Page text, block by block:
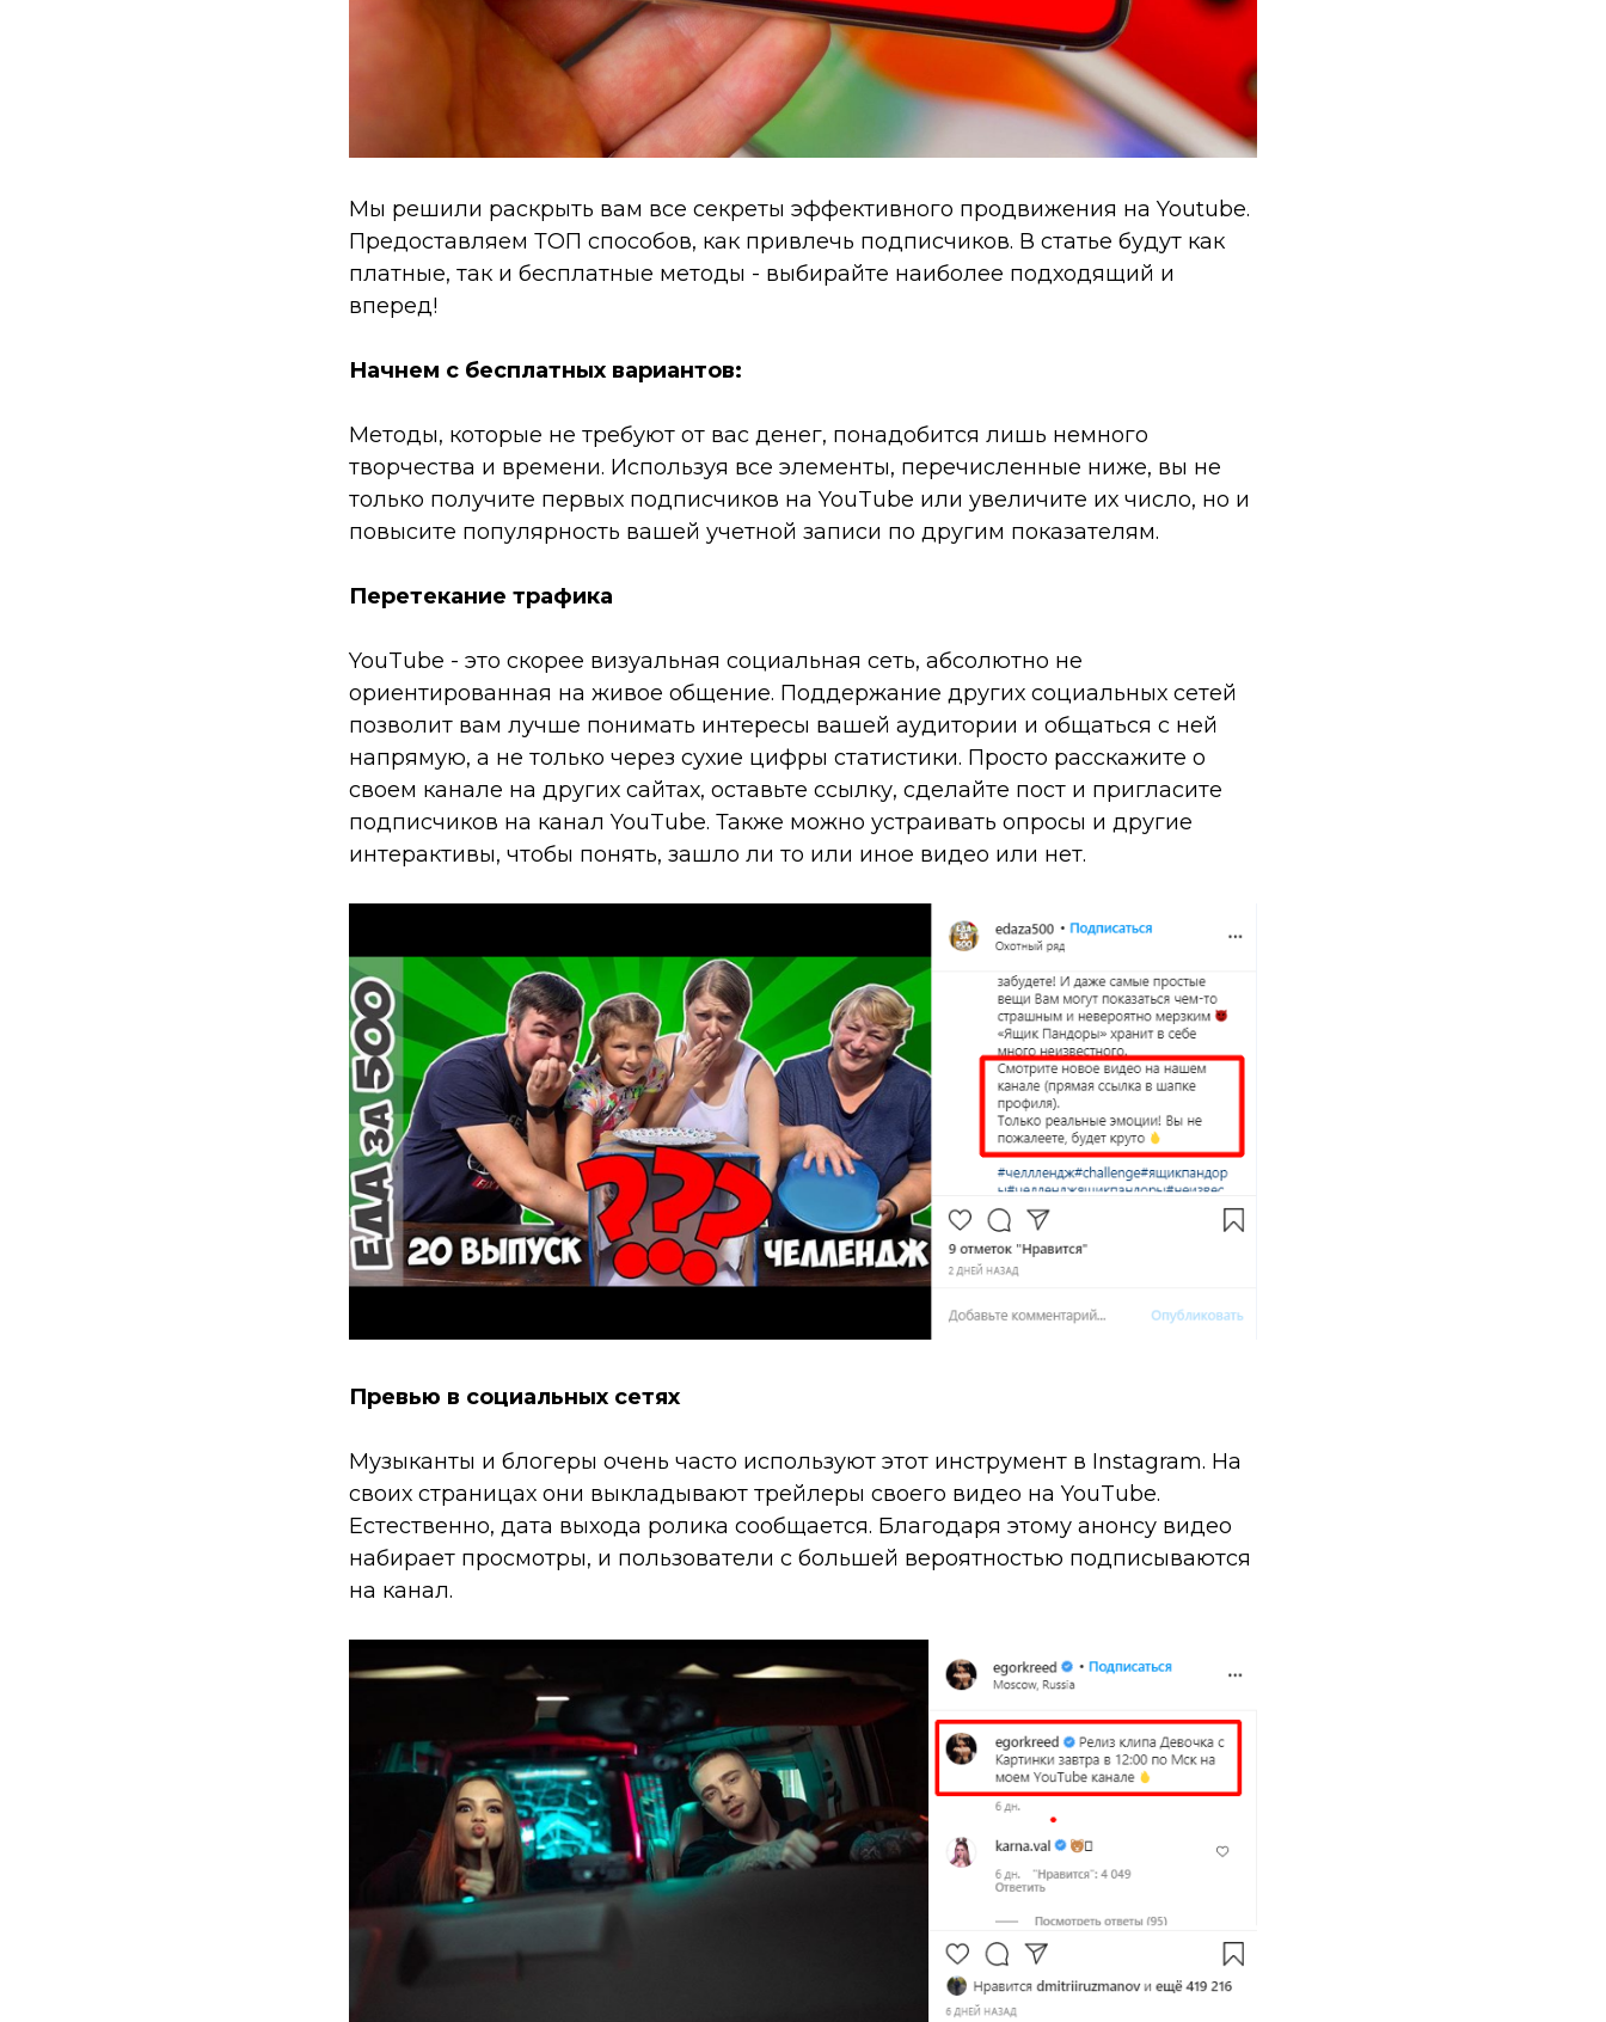
Мы решили раскрыть вам все секреты эффективного продвижения на Youtube.
Предоставляем ТОП способов, как привлечь подписчиков. В статье будут как
платные, так и бесплатные методы - выбирайте наиболее подходящий и
вперед!
Начнем с бесплатных вариантов:
Методы, которые не требуют от вас денег, понадобится лишь немного
творчества и времени. Используя все элементы, перечисленные ниже, вы не
только получите первых подписчиков на YouTube или увеличите их число, но и
повысите популярность вашей учетной записи по другим показателям.
Перетекание трафика
YouTube - это скорее визуальная социальная сеть, абсолютно не
ориентированная на живое общение. Поддержание других социальных сетей
позволит вам лучше понимать интересы вашей аудитории и общаться с ней
напрямую, а не только через сухие цифры статистики. Просто расскажите о
своем канале на других сайтах, оставьте ссылку, сделайте пост и пригласите
подписчиков на канал YouTube. Также можно устраивать опросы и другие
интерактивы, чтобы понять, зашло ли то или иное видео или нет.
Превью в социальных сетях
Музыканты и блогеры очень часто используют этот инструмент в Instagram. На
своих страницах они выкладывают трейлеры своего видео на YouTube.
Естественно, дата выхода ролика сообщается. Благодаря этому анонсу видео
набирает просмотры, и пользователи с большей вероятностью подписываются
на канал.